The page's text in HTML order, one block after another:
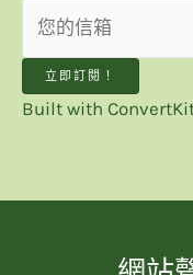
立即訂閱！
Built with